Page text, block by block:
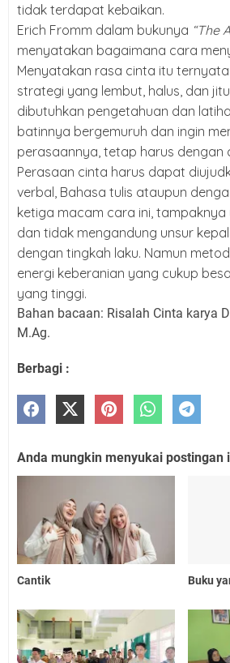
tidak terdapat kebaikan.
Erich Fromm dalam bukunya “The
menyatakan bagaimana cara
Menyatakan rasa cinta itu
strategi yang lembut, halus, dan
dibutuhkan pengetahuan dan
batinnya bergemuruh dan ingin
perasaannya, tetap harus dengan
Perasaan cinta harus dapat
verbal, Bahasa tulis ataupun
ketiga macam cara ini, tampaknya
dan tidak mengandung unsur
dengan tingkah laku. Namun
energi keberanian yang cukup
yang tinggi.
Bahan bacaan: Risalah Cinta karya
M.Ag.
Berbagi :
Anda mungkin menyukai postingan
Cantik Buku